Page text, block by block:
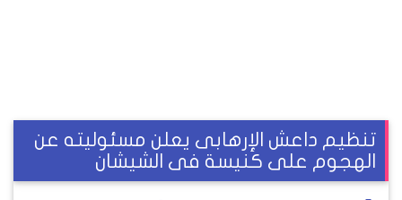
تنظيم داعش الإرهابى يعلن مسئوليته عن
الهجوم على كنيسة فى الشيشان